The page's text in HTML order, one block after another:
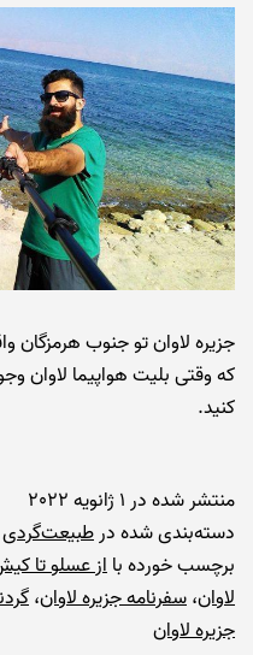
جزیره لاوان تو جنوب هرمزگان
که وقتی بلیت هواپیما لاوان
کنید.
منتشر شده در 1 ژانویه 2022
دسته‌بندی شده در طبیعت‌گردی
برچسب خورده با از عسلو تا
لاوان، سفرنامه جزیره لاوان،
جزیره لاوان